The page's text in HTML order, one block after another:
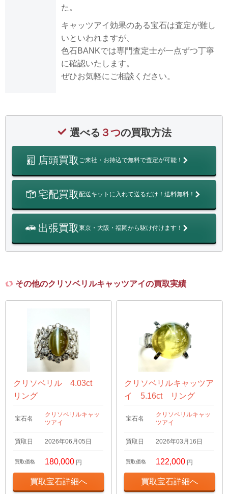
た。
キャッツアイ効果のある宝石は査定が難し
いといわれますが、
色石BANKでは専門査定士が一点ずつ丁寧
に確認いたします。
ぜひお気軽にご相談ください。
選べる ３つの買取方法
店頭買取 ご来社・お持込で無料で査定が可能！
宅配買取配送キットに入れて送るだけ！送料無料！
出張買取東京・大阪・福岡から駆け付けます！
その他のクリソベリルキャッツアイの買取実績
クリソベリル 4.03ct
リング
宝石名
クリソベリルキャッ
ツアイ
買取日 2026年06月05日
買取価格 180,000 円
買取宝石詳細へ
クリソベリルキャッツア
イ 5.16ct リング
宝石名
クリソベリルキャッ
ツアイ
買取日 2026年03月16日
買取価格 122,000 円
買取宝石詳細へ